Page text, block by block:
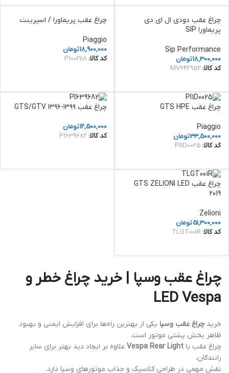
چراغ عقب دودی ال ای دی
پریماورا SIP
Sip Performance
18,300,000تومان
کد کالا: MV642952
چراغ عقب پریماورا / اسپرینت
Piaggio
18,900,000تومان
کد کالا: PI002118
چراغ عقب GTS HPE
Piaggio
33,500,000تومان
کد کالا: PI1D0025
چراغ عقب GTS/GTV ۱۳۹۶-۱۳۹۹
12,500,000تومان
کد کالا: PI639682
چراغ عقب GTS ZELIONI LED
2019
Zelioni
51,300,000تومان
کد کالا: TLGT001R
چراغ عقب وسپا | خرید چراغ خطر و
LED Vespa
خرید چراغ عقب وسپا یکی از بهترین راه‌ها برای افزایش ایمنی و بهبود
ظاهر بخش پشتی موتور است.
چراغ عقب یا Vespa Rear Light علاوه بر ایجاد دید بهتر برای سایر
رانندگان،
نقش مهمی در طراحی کلاسیک و جذاب موتورهای وسپا دارد.